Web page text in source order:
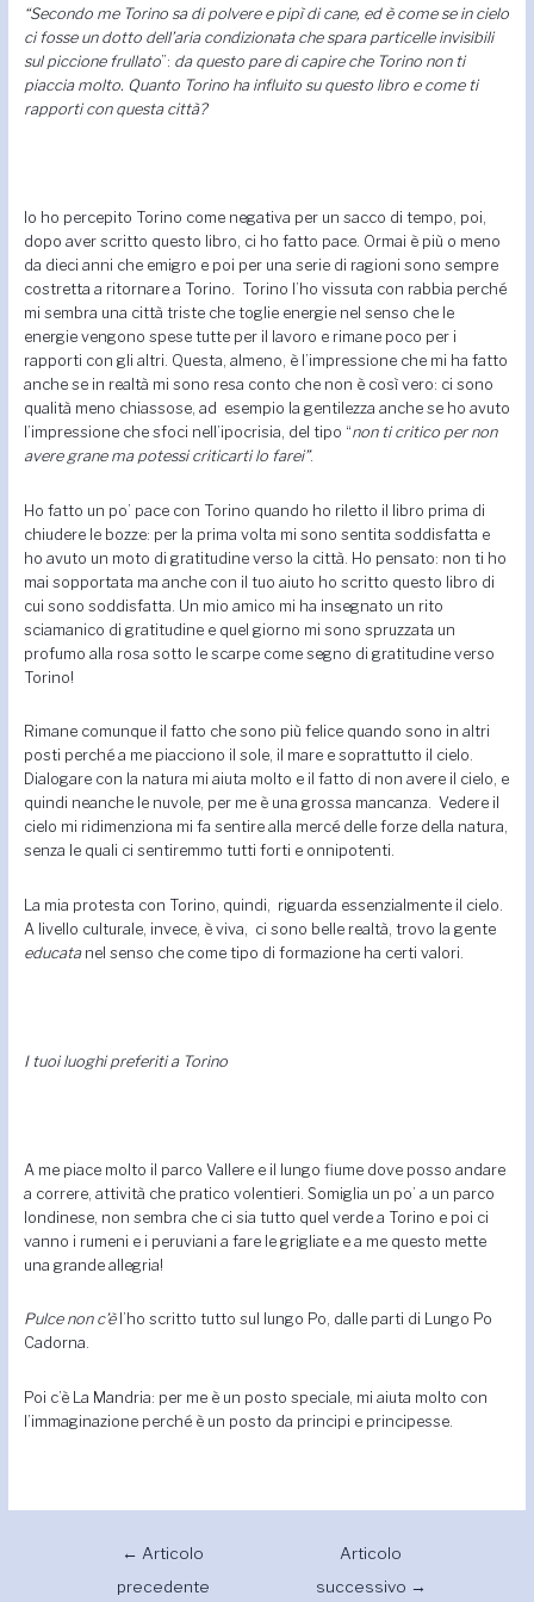
“Secondo me Torino sa di polvere e pipì di cane, ed è come se in cielo
ci fosse un dotto dell’aria condizionata che spara particelle invisibili
sul piccione frullato”: da questo pare di capire che Torino non ti
piaccia molto. Quanto Torino ha influito su questo libro e come ti
rapporti con questa città?
Io ho percepito Torino come negativa per un sacco di tempo, poi,
dopo aver scritto questo libro, ci ho fatto pace. Ormai è più o meno
da dieci anni che emigro e poi per una serie di ragioni sono sempre
costretta a ritornare a Torino. Torino l’ho vissuta con rabbia perché
mi sembra una città triste che toglie energie nel senso che le
energie vengono spese tutte per il lavoro e rimane poco per i
rapporti con gli altri. Questa, almeno, è l’impressione che mi ha fatto
anche se in realtà mi sono resa conto che non è così vero: ci sono
qualità meno chiassose, ad esempio la gentilezza anche se ho avuto
l’impressione che sfoci nell’ipocrisia, del tipo “non ti critico per non
avere grane ma potessi criticarti lo farei”.
Ho fatto un po’ pace con Torino quando ho riletto il libro prima di
chiudere le bozze: per la prima volta mi sono sentita soddisfatta e
ho avuto un moto di gratitudine verso la città. Ho pensato: non ti ho
mai sopportata ma anche con il tuo aiuto ho scritto questo libro di
cui sono soddisfatta. Un mio amico mi ha insegnato un rito
sciamanico di gratitudine e quel giorno mi sono spruzzata un
profumo alla rosa sotto le scarpe come segno di gratitudine verso
Torino!
Rimane comunque il fatto che sono più felice quando sono in altri
posti perché a me piacciono il sole, il mare e soprattutto il cielo.
Dialogare con la natura mi aiuta molto e il fatto di non avere il cielo, e
quindi neanche le nuvole, per me è una grossa mancanza. Vedere il
cielo mi ridimenziona mi fa sentire alla mercé delle forze della natura,
senza le quali ci sentiremmo tutti forti e onnipotenti.
La mia protesta con Torino, quindi, riguarda essenzialmente il cielo.
A livello culturale, invece, è viva, ci sono belle realtà, trovo la gente
educatanel senso che come tipo di formazione ha certi valori.
I tuoi luoghi preferiti a Torino
A me piace molto il parco Vallere e il lungo fiume dove posso andare
a correre, attività che pratico volentieri. Somiglia un po’ a un parco
londinese, non sembra che ci sia tutto quel verde a Torino e poi ci
vanno i rumeni e i peruviani a fare le grigliate e a me questo mette
una grande allegria!
Pulce non c’èl’ho scritto tutto sul lungo Po, dalle parti di Lungo Po
Cadorna.
Poi c’è La Mandria: per me è un posto speciale, mi aiuta molto con
l’immaginazione perché è un posto da principi e principesse.
← Articolo
precedente
Articolo
successivo →